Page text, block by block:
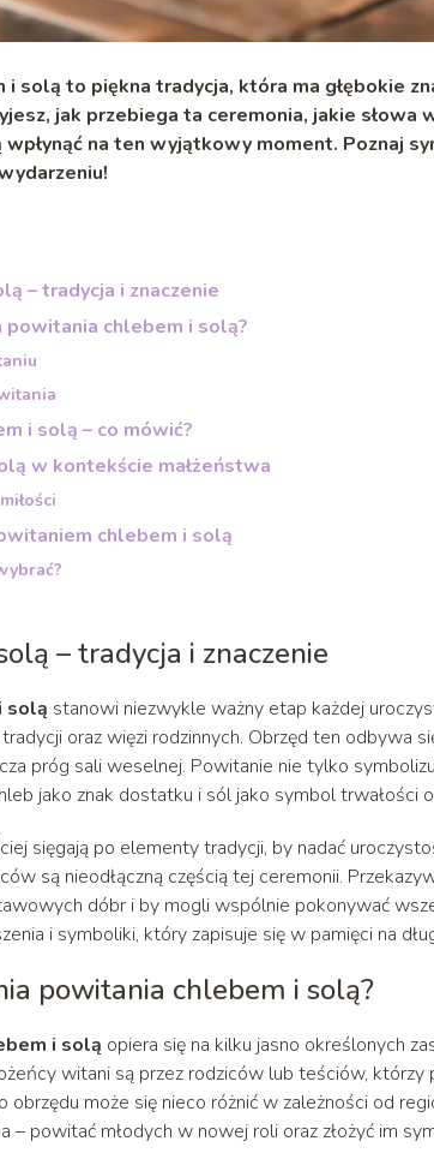
solą to piękna tradycja, która ma głębokie
jak przebiega ta ceremonia, jakie
wpłynąć na ten wyjątkowy moment. Poznaj
– tradycja i znaczenie
powitania chlebem i solą?
i solą – co mówić?
w kontekście małżeństwa
chlebem i solą
– tradycja i znaczenie
solą stanowi niezwykle ważny etap każdej
oraz więzi rodzinnych. Obrzęd ten odbywa
próg sali weselnej. Powitanie nie tylko
jako znak dostatku i sól jako symbol trwałości
sięgają po elementy tradycji, by nadać
są nieodłączną częścią tej ceremonii.
dóbr i by mogli wspólnie pokonywać
i symboliki, który zapisuje się w pamięci na
powitania chlebem i solą?
i solą opiera się na kilku jasno określonych
witani są przez rodziców lub teściów, którzy
może się nieco różnić w zależności od
– powitać młodych w nowej roli oraz złożyć im